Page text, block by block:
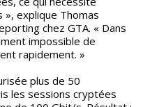
explique Thomas
chez GTA. « Dans
impossible de
rapidement. »
plus de 50
les sessions cryptées